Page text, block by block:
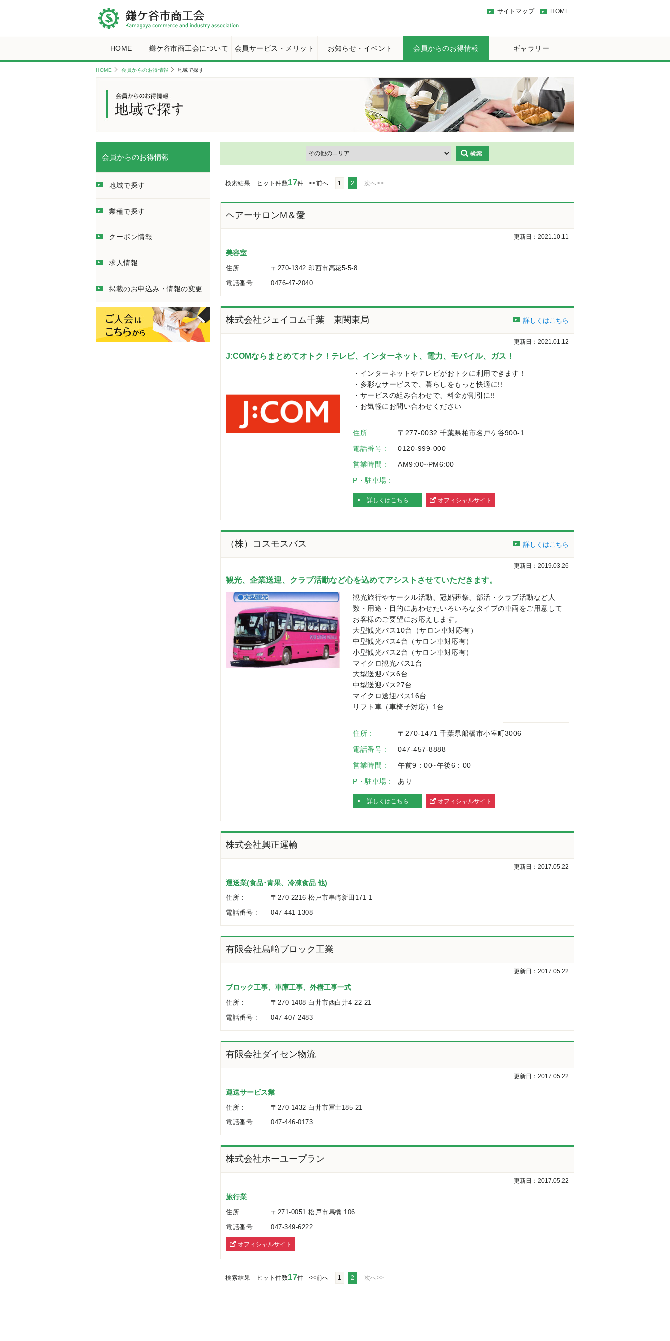
HOME
サイトマップ
HOME 鎌ケ谷市商工会について 会員サービス・メリット お知らせ・イベント 会員からのお得情報 ギャラリー
HOME 会員からのお得情報 地域で探す
会員からのお得情報
地域で探す
業種で探す
クーポン情報
求人情報
掲載のお申込み・情報の変更
検索結果 ヒット件数17件 <<前へ 1 2 次へ>>
ヘアーサロンM＆愛
更新日：2021.10.11
美容室
住所 :
〒270-1342 印西市高花5-5-8
電話番号 :
0476-47-2040
株式会社ジェイコム千葉 東関東局 詳しくはこちら
更新日：2021.01.12
J:COMならまとめてオトク！テレビ、インターネット、電力、モバイル、ガス！
・インターネットやテレビがおトクに利用できます！
・多彩なサービスで、暮らしをもっと快適に!!
・サービスの組み合わせで、料金が割引に!!
・お気軽にお問い合わせください
住所 :
〒277-0032 千葉県柏市名戸ケ谷900-1
電話番号 :
0120-999-000
営業時間 :
AM9:00~PM6:00
P・駐車場 :
詳しくはこちら
オフィシャルサイト
（株）コスモスバス 詳しくはこちら
更新日：2019.03.26
観光、企業送迎、クラブ活動など心を込めてアシストさせていただきます。
観光旅行やサークル活動、冠婚葬祭、部活・クラブ活動など人
数・用途・目的にあわせたいろいろなタイプの車両をご用意して
お客様のご要望にお応えします。
大型観光バス10台（サロン車対応有）
中型観光バス4台（サロン車対応有）
小型観光バス2台（サロン車対応有）
マイクロ観光バス1台
大型送迎バス6台
中型送迎バス27台
マイクロ送迎バス16台
リフト車（車椅子対応）1台
住所 :
〒270-1471 千葉県船橋市小室町3006
電話番号 :
047-457-8888
営業時間 :
午前9：00~午後6：00
P・駐車場 :
あり
詳しくはこちら
オフィシャルサイト
株式会社興正運輸
更新日：2017.05.22
運送業(食品･青果、冷凍食品 他)
住所 :
〒270-2216 松戸市串崎新田171-1
電話番号 :
047-441-1308
有限会社島﨑ブロック工業
更新日：2017.05.22
ブロック工事、車庫工事、外構工事一式
住所 :
〒270-1408 白井市西白井4-22-21
電話番号 :
047-407-2483
有限会社ダイセン物流
更新日：2017.05.22
運送サービス業
住所 :
〒270-1432 白井市冨士185-21
電話番号 :
047-446-0173
株式会社ホーユープラン
更新日：2017.05.22
旅行業
住所 :
〒271-0051 松戸市馬橋 106
電話番号 :
047-349-6222
オフィシャルサイト
へ
検索結果 ヒット件数17件 <<前へ 1 2 次へ>>